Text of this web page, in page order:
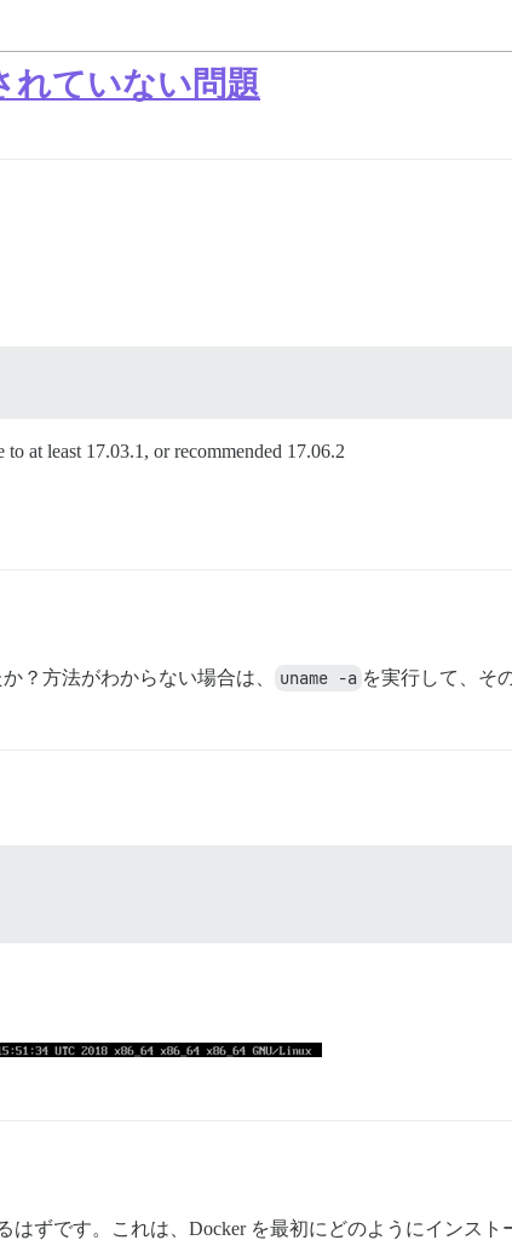
れていない問題
at least 17.03.1, or recommended 17.06.2
？方法がわからない場合は、 uname -a を実行して、そ
はずです。これは、Docker を最初にどのようにインスト